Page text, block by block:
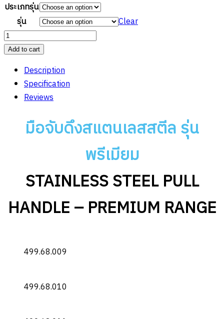
฿620.00
through
฿2,600.00
ประเภทรุ่น
รุ่น
Clear
มือ
จับ
แตน
เลส
สตีล
Add to cart
Description
Specification
Reviews
มือจับดึงสแตนเลสสตีล รุ่น
พรีเมียม
STAINLESS STEEL PULL
HANDLE – PREMIUM RANGE
499.68.009
499.68.010